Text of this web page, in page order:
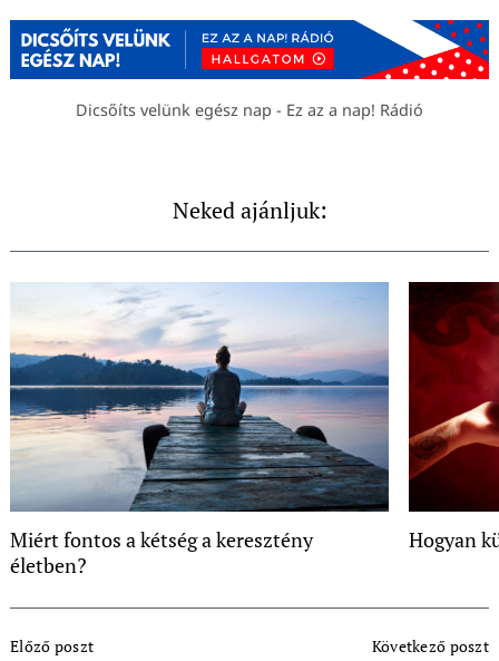
Dicsőíts velünk egész nap - Ez az a nap! Rádió
Neked ajánljuk:
Miért fontos a kétség a keresztény
életben?
Hogyan
Navigation
Előző poszt Következő poszt